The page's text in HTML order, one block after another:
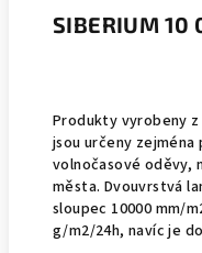
SIBERIUM 10
Produkty vyrobeny
jsou určeny
volnočasové oděvy,
města. Dvouvrstvá
sloupec 10000 mm/
g/m2/24h, navíc je